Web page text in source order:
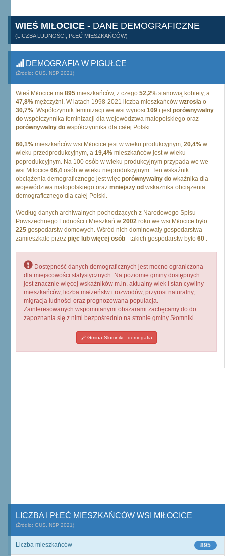
WIEŚ MIŁOCICE - DANE DEMOGRAFICZNE
(LICZBA LUDNOŚCI, PŁEĆ MIESZKAŃCÓW)
DEMOGRAFIA W PIGUŁCE
(Źródło: GUS, NSP 2021)
Wieś Miłocice ma 895 mieszkańców, z czego 52,2% stanowią kobiety, a
47,8% mężczyźni. W latach 1998-2021 liczba mieszkańców wzrosła o
30,7%. Współczynnik feminizacji we wsi wynosi 109 i jestporównywalny
do współczynnika feminizacji dla województwa małopolskiego oraz
porównywalny do współczynnika dla całej Polski.
60,1% mieszkańców wsi Miłocice jest w wieku produkcyjnym, 20,4% w
wieku przedprodukcyjnym, a 19,4% mieszkańców jest w wieku
poprodukcyjnym. Na 100 osób w wieku produkcyjnym przypada we we
wsi Miłocice 66,4 osób w wieku nieprodukcyjnym. Ten wskaźnik
obciążenia demograficznego jest więc porównywalny do wkażnika dla
województwa małopolskiego oraz mniejszy od wskażnika obciążenia
demograficznego dla całej Polski.
Według danych archiwalnych pochodzących z Narodowego Spisu
Powszechnego Ludności i Mieszkań w 2002 roku we wsi Miłocice było
225 gospodarstw domowych. Wśród nich dominowały gospodarstwa
zamieszkałe przez pięc lub więcej osób - takich gospodarstw było 60 .
Dostępność danych demograficznych jest mocno ograniczona
dla miejscowości statystycznych. Na poziomie gminy dostępnych
jest znacznie więcej wskaźników m.in. aktualny wiek i stan cywilny
mieszkańców, liczba małżeństw i rozwodów, przyrost naturalny,
migracja ludności oraz prognozowana populacja.
Zainteresowanych wspomnianymi obszarami zachęcamy do do
zapoznania się z nimi bezpośrednio na stronie gminy Słomniki.
Gmina Słomniki - demogafia
LICZBA I PŁEĆ MIESZKAŃCÓW WSI MIŁOCICE
(Źródło: GUS, NSP 2021)
895
Liczba mieszkańców